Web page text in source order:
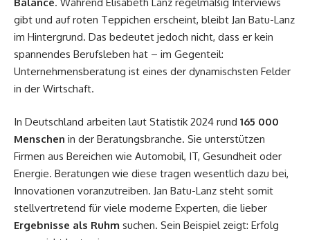
gibt und auf roten Teppichen erscheint, bleibt Jan Batu-Lanz
im Hintergrund. Das bedeutet jedoch nicht, dass er kein
spannendes Berufsleben hat – im Gegenteil:
Unternehmensberatung ist eines der dynamischsten Felder
in der Wirtschaft.
In Deutschland arbeiten laut Statistik 2024 rund 165 000
Menschen in der Beratungsbranche. Sie unterstützen
Firmen aus Bereichen wie Automobil, IT, Gesundheit oder
Energie. Beratungen wie diese tragen wesentlich dazu bei,
Innovationen voranzutreiben. Jan Batu-Lanz steht somit
stellvertretend für viele moderne Experten, die lieber
Ergebnisse als Ruhm suchen. Sein Beispiel zeigt: Erfolg